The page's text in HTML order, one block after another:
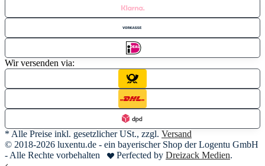
Wir versenden via:
* Alle Preise inkl. gesetzlicher USt., zzgl. Versand
© 2018-2026 luxentu.de - ein bayerischer Shop der Logentu GmbH
- Alle Rechte vorbehalten
Perfected by Dreizack Medien.